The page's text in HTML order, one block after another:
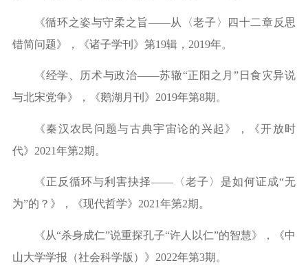
《循环之姿与守柔之旨——从〈老子〉四十二章反思
错简问题》，《诸子学刊》第19辑，2019年。
《经学、历术与政治——苏辙“正阳之月”日食灾异说
与北宋党争》，《鹅湖月刊》2019年第8期。
《秦汉农民问题与古典宇宙论的兴起》，《开放时
代》 2021年第2期。
《正反循环与利害抉择——〈老子〉是如何证成“无
为”的？》，《现代哲学》2021年第2期。
《从“杀身成仁”说重探孔子“许人以仁”的智慧》，《中
山大学学报（社会科学版）》2022年第3期。